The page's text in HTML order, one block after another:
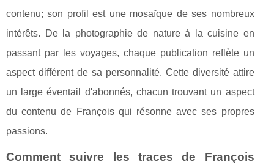
contenu; son profil est une mosaïque de ses nombreux
intérêts. De la photographie de nature à la cuisine en
passant par les voyages, chaque publication reflète un
aspect différent de sa personnalité. Cette diversité attire
un large éventail d'abonnés, chacun trouvant un aspect
du contenu de François qui résonne avec ses propres
passions.
Comment suivre les traces de François